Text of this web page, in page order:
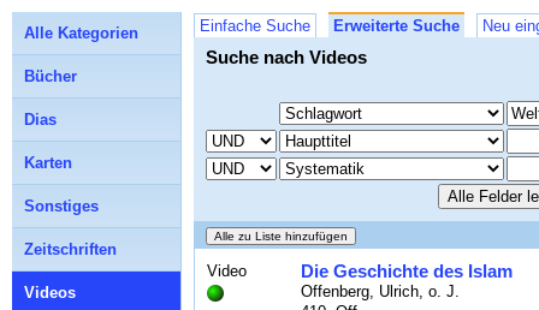
Einfache Suche Erweiterte Suche Neu
Suche nach Videos
Video Die Geschichte des Islam
Offenberg, Ulrich, o. J.
Alle Kategorien
Bücher
Dias
Karten
Sonstiges
Zeitschriften
Videos